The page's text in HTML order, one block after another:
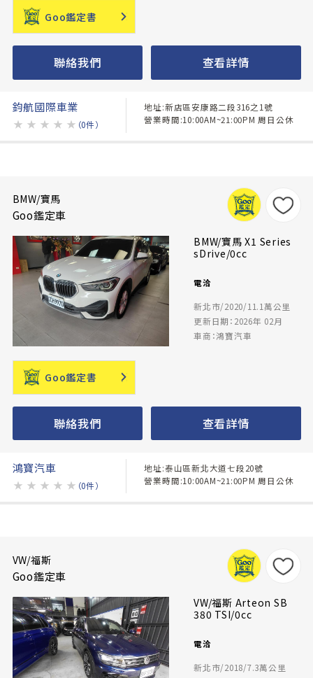
Goo鑑定書
聯絡我們 查看詳情
鈞航國際車業
★ ★ ★ ★ ★ （0件）
地址:新店區安康路二段316之1號
營業時間:10:00AM~21:00PM 周日公休
BMW/寶馬
Goo鑑定車
BMW/寶馬 X1 Series
sDrive/0cc
電洽
新北市/2020/11.1萬公里
更新日期：2026年 02月
車商：鴻寶汽車
Goo鑑定書
聯絡我們 查看詳情
鴻寶汽車
★ ★ ★ ★ ★ （0件）
地址:泰山區新北大道七段20號
營業時間:10:00AM~21:00PM 周日公休
VW/福斯
Goo鑑定車
VW/福斯 Arteon SB
380 TSI/0cc
電洽
新北市/2018/7.3萬公里